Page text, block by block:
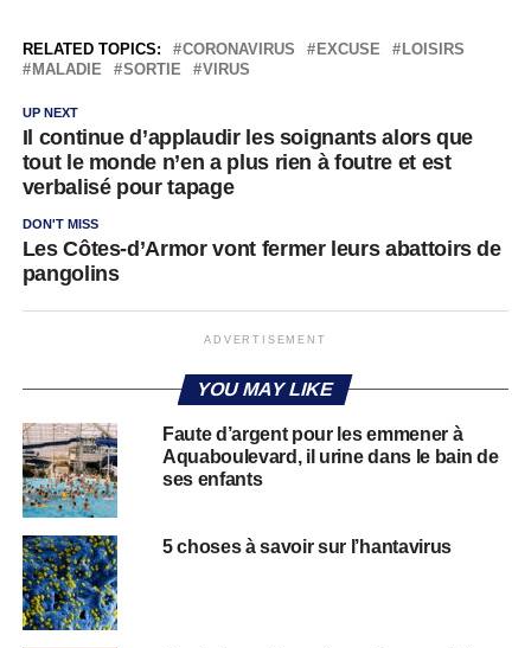
RELATED TOPICS: CORONAVIRUS EXCUSE
LOISIRS
MALADIE
SORTIE VIRUS
UP NEXT
Il continue d’applaudir les soignants alors que
tout le monde n’en a plus rien à foutre et est
verbalisé pour tapage
DON'T MISS
Les Côtes-d’Armor vont fermer leurs abattoirs de
pangolins
ADVERTISEMENT
YOU MAY LIKE
Faute d’argent pour les emmener à
Aquaboulevard, il urine dans le bain de
ses enfants
5 choses à savoir sur l’hantavirus